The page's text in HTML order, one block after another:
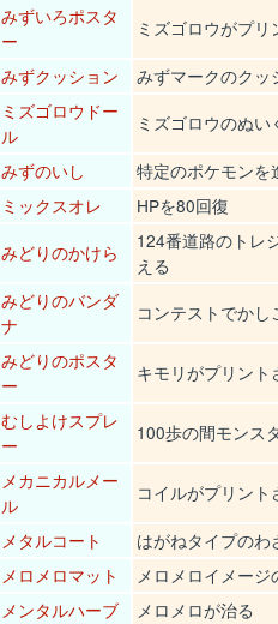
みずいろポスタ
ー
ミズゴロウがプ
みずクッション
みずマークのクッ
ミズゴロウドー
ル
ミズゴロウのぬい
みずのいし
特定のポケモンを
ミックスオレ
HPを80回復
みどりのかけら
124番道路のトレ
える
みどりのバンダ
ナ
コンテストでかし
みどりのポスタ
ー
キモリがプリント
むしよけスプレ
ー
100歩の間モンス
メカニカルメー
ル
コイルがプリン
メタルコート
はがねタイプの
メロメロマット
メロメロイメージ
メンタルハーブ
メロメロが治る